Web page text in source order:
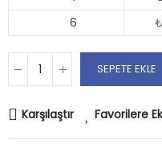
6
SEPETE EKLE
Karşılaştır Favorilere